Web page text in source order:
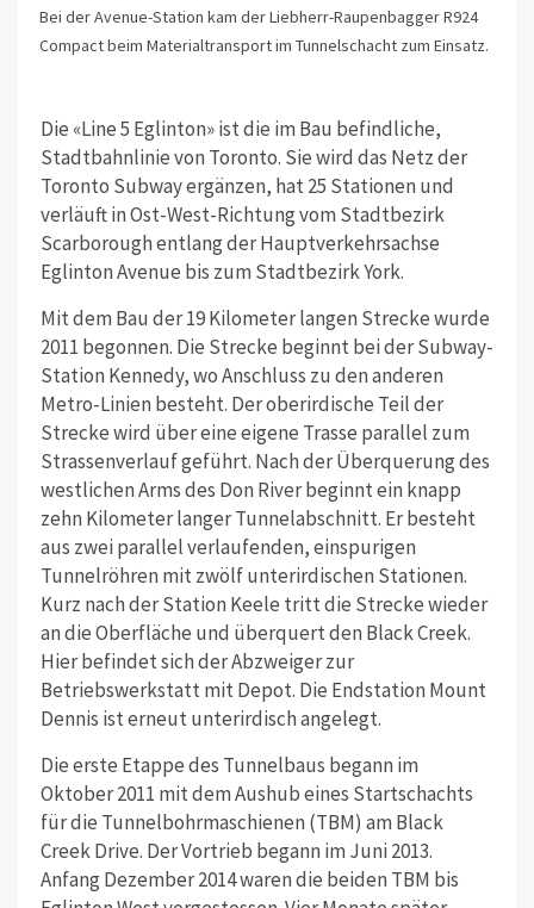
Bei der Avenue-Station kam der Liebherr-Raupenbagger R924
Compact beim Materialtransport im Tunnelschacht zum Einsatz.
Die «Line 5 Eglinton» ist die im Bau befindliche,
Stadtbahnlinie von Toronto. Sie wird das Netz der
Toronto Subway ergänzen, hat 25 Stationen und
verläuft in Ost-West-Richtung vom Stadtbezirk
Scarborough entlang der Hauptverkehrsachse
Eglinton Avenue bis zum Stadtbezirk York.
Mit dem Bau der 19 Kilometer langen Strecke wurde
2011 begonnen. Die Strecke beginnt bei der Subway-
Station Kennedy, wo Anschluss zu den anderen
Metro-Linien besteht. Der oberirdische Teil der
Strecke wird über eine eigene Trasse parallel zum
Strassenverlauf geführt. Nach der Überquerung des
westlichen Arms des Don River beginnt ein knapp
zehn Kilometer langer Tunnelabschnitt. Er besteht
aus zwei parallel verlaufenden, einspurigen
Tunnelröhren mit zwölf unterirdischen Stationen.
Kurz nach der Station Keele tritt die Strecke wieder
an die Oberfläche und überquert den Black Creek.
Hier befindet sich der Abzweiger zur
Betriebswerkstatt mit Depot. Die Endstation Mount
Dennis ist erneut unterirdisch angelegt.
Die erste Etappe des Tunnelbaus begann im
Oktober 2011 mit dem Aushub eines Startschachts
für die Tunnelbohrmaschienen (TBM) am Black
Creek Drive. Der Vortrieb begann im Juni 2013.
Anfang Dezember 2014 waren die beiden TBM bis